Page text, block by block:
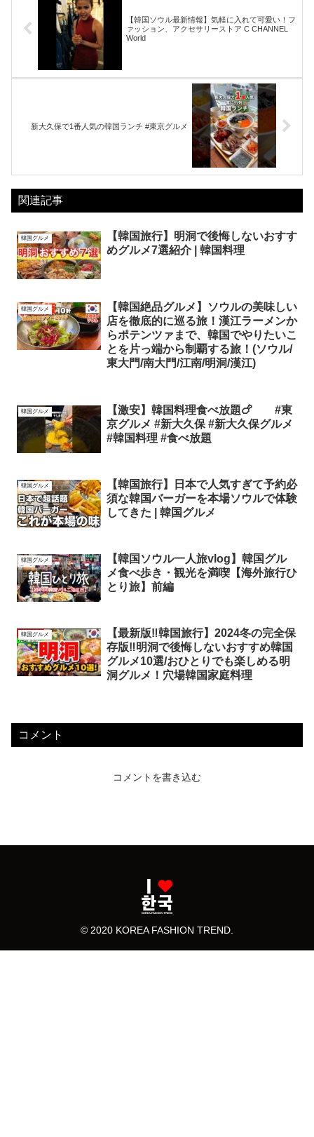
【韓国ソウル最新情報】気軽に入れて可愛い！フ
ァッション、アクセサリーストア C CHANNEL
World
新大久保で1番人気の韓国ランチ #東京グルメ
関連記事
韓国グルメ
【韓国旅行】明洞で後悔しないおすす
めグルメ7選紹介 | 韓国料理
韓国グルメ
【韓国絶品グルメ】ソウルの美味しい
店を徹底的に巡る旅！漢江ラーメンか
らポテンツァまで、韓国でやりたいこ
とを片っ端から制覇する旅！(ソウル/
東大門/南大門/江南/明洞/漢江)
韓国グルメ
【激安】韓国料理食べ放題🍗 #東
京グルメ #新大久保 #新大久保グルメ
#韓国料理 #食べ放題
韓国グルメ
【韓国旅行】日本で人気すぎて予約必
須な韓国バーガーを本場ソウルで体験
してきた | 韓国グルメ
韓国グルメ
【韓国ソウル一人旅vlog】韓国グル
メ食べ歩き・観光を満喫【海外旅行ひ
とり旅】前編
韓国グルメ
【最新版‼️韓国旅行】2024冬の完全保
存版‼️明洞で後悔しないおすすめ韓国
グルメ10選/おひとりでも楽しめる明
洞グルメ！穴場韓国家庭料理
コメント
コメントを書き込む
© 2020 KOREA FASHION TREND.